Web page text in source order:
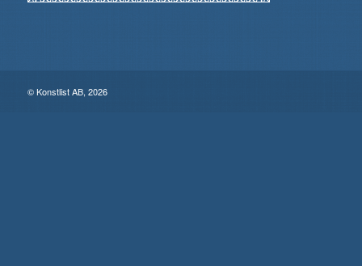
© Konstlist AB, 2026